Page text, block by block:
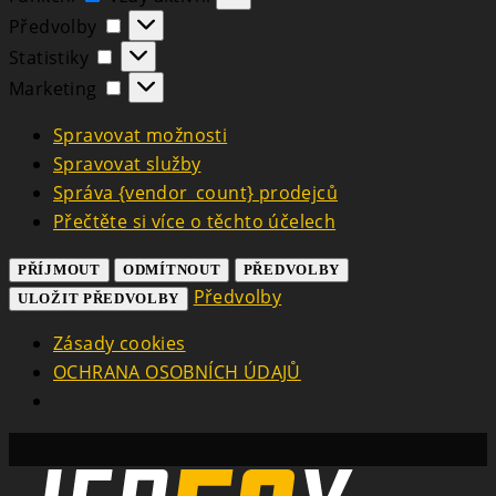
Předvolby
Předvolby
Statistiky
Statistiky
Marketing
Marketing
Spravovat možnosti
Spravovat služby
Správa {vendor_count} prodejců
Přečtěte si více o těchto účelech
PŘÍJMOUT ODMÍTNOUT
PŘEDVOLBY
ULOŽIT PŘEDVOLBY
Předvolby
Zásady cookies
OCHRANA OSOBNÍCH ÚDAJŮ